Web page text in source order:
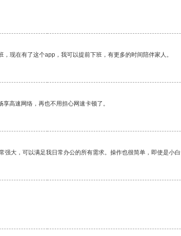
现在有了这个app，我可以提前下班，有更多的时间陪伴家人。
高速网络，再也不用担心网速卡顿了。
大，可以满足我日常办公的所有需求。操作也很简单，即使是小白